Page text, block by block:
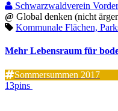
Schwarzwaldverein
@ Global denken (nicht
Kommunale Flächen,
Mehr Lebensraum für
Sommersummen 2017
13pins